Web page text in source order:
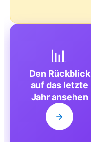
📊
Den Rückblick
auf das letzte
Jahr ansehen